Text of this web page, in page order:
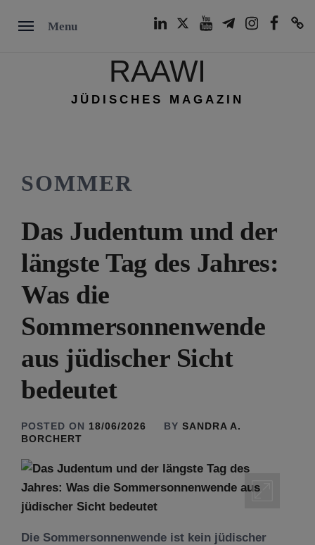
Menu
RAAWI
JÜDISCHES MAGAZIN
SOMMER
Das Judentum und der
längste Tag des Jahres:
Was die
Sommersonnenwende
aus jüdischer Sicht
bedeutet
POSTED ON 18/06/2026 BY SANDRA A.
BORCHERT
Die Sommersonnenwende ist kein jüdischer